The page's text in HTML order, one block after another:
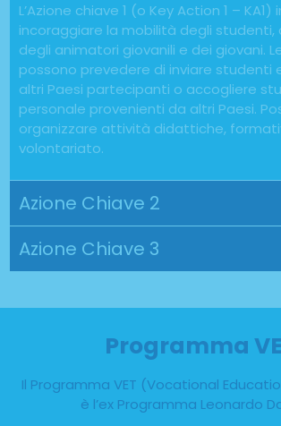
L’Azione chiave 1 (o Key Action 1 –
incoraggiare la mobilità degli studenti,
degli animatori giovanili e dei giovani.
possono prevedere di inviare studenti
altri Paesi partecipanti o accogliere
personale provenienti da altri Paesi.
organizzare attività didattiche,
volontariato.
Azione Chiave 2
Azione Chiave 3
Programma
Il Programma VET (Vocational
è l’ex Programma Leonardo